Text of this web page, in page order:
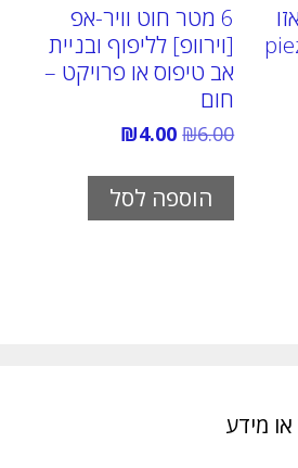
6 מטר חוט וויר-אפ
[וירוופ] לליפוף ובניית
אב טיפוס או פרויקט –
חום
₪6.00 המחיר
היה:
₪6.00.
₪4.00 המחיר
הוא:
₪4.00.הוספה לסל
מידע